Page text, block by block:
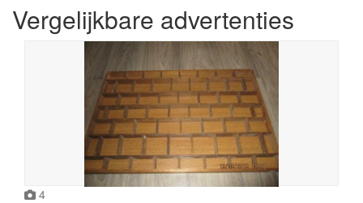
Vergelijkbare advertenties
4